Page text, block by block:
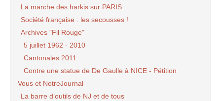
La marche des harkis sur PARIS
Société française : les secousses !
Archives "Fil Rouge"
5 juillet 1962 - 2010
Cantonales 2011
Contre une statue de De Gaulle à NICE - Pétition
Vous et NotreJournal
La barre d’outils de NJ et de tous